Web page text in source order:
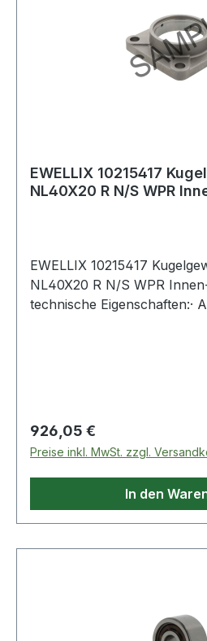
EWELLIX 10215417
NL40X20 R N/S WPR
EWELLIX 10215417
NL40X20 R N/S WPR Innen-Ø 40
technische Eigenschaften:·
Regulärer Preis:
926,05 €
Preise inkl. MwSt. zzgl.
In den